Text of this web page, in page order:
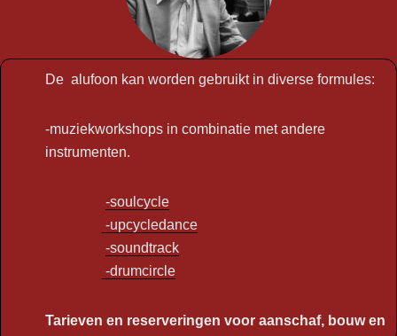
De alufoon kan worden gebruikt in diverse formules:
-muziekworkshops in combinatie met andere
instrumenten.
-soulcycle
-upcycledance
-soundtrack
-drumcircle
Tarieven en reserveringen voor aanschaf, bouw en